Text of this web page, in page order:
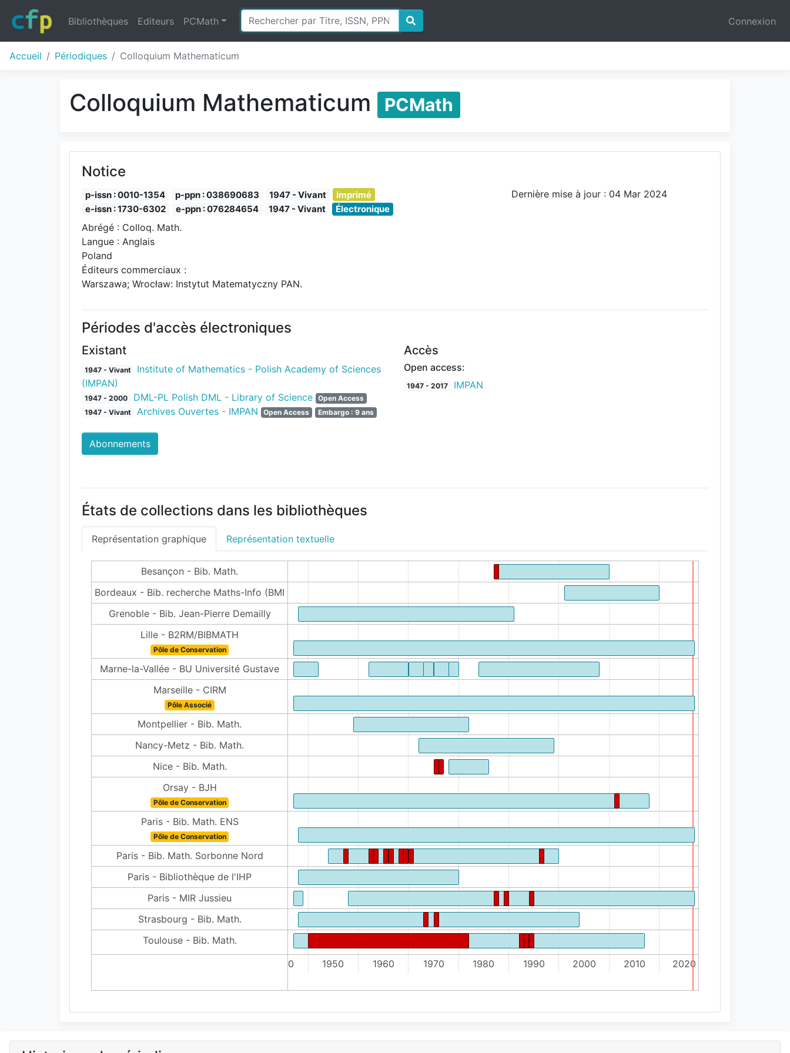
Bibliothèques Editeurs PCMath Connexion
Accueil Périodiques Colloquium Mathematicum
Colloquium Mathematicum PCMath
Notice
p-issn : 0010-1354 p-ppn : 038690683 1947 - Vivant
Imprimé
e-issn : 1730-6302
e-ppn : 076284654 1947 - Vivant Électronique
Abrégé : Colloq. Math.
Langue : Anglais
Poland
Éditeurs commerciaux :
Warszawa; Wrocław: Instytut Matematyczny PAN.
Dernière mise à jour : 04 Mar 2024
Périodes d'accès électroniques
Existant
1947 - Vivant
Institute of Mathematics - Polish Academy of Sciences
(IMPAN)
1947 - 2000 DML-PL Polish DML - Library of Science
Open Access
1947 - Vivant
Archives Ouvertes - IMPAN Open Access Embargo : 9 ans
Accès
Open access:
1947 - 2017 IMPAN
Abonnements
États de collections dans les bibliothèques
Représentation graphique Représentation textuelle
Besançon - Bib. Math.
Bordeaux - Bib. recherche Maths-Info (BMI
Grenoble - Bib. Jean-Pierre Demailly
Lille - B2RM/BIBMATH
Pôle de Conservation
Marne-la-Vallée - BU Université Gustave
Marseille - CIRM
Pôle Associé
Montpellier - Bib. Math.
Nancy-Metz - Bib. Math.
Nice - Bib. Math.
Orsay - BJH
Pôle de Conservation
Paris - Bib. Math. ENS
Pôle de Conservation
Paris - Bib. Math. Sorbonne Nord
Paris - Bibliothèque de l'IHP
Paris - MIR Jussieu
Strasbourg - Bib. Math.
Toulouse - Bib. Math.
1940
1950 1960 1970 1980 1990 2000 2010 2020